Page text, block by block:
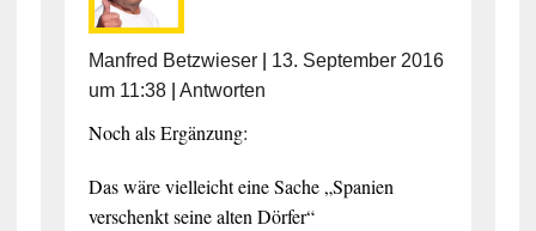
Manfred Betzwieser| 13. September 2016
um 11:38| Antworten
Noch als Ergänzung:
Das wäre vielleicht eine Sache „Spanien
verschenkt seine alten Dörfer“